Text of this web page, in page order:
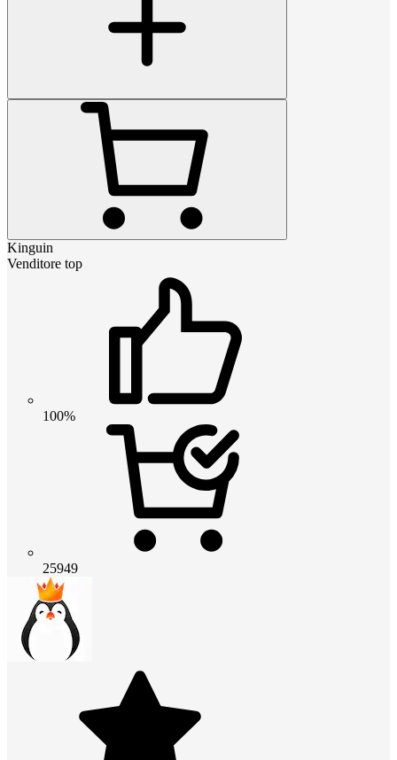
Kinguin
Venditore top
100%
25949